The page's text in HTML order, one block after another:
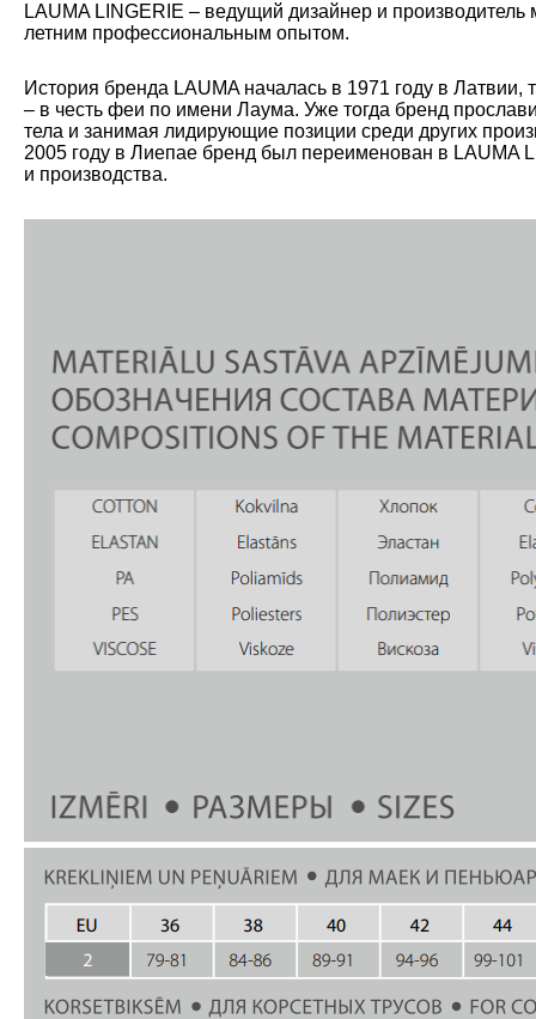
LAUMA LINGERIE – ведущий дизайнер и
летним профессиональным опытом.
История бренда LAUMA началась в 1971 году в
– в честь феи по имени Лаума. Уже тогда бренд
тела и занимая лидирующие позиции среди других
2005 году в Лиепае бренд был переименован в LAUMA
и производства.